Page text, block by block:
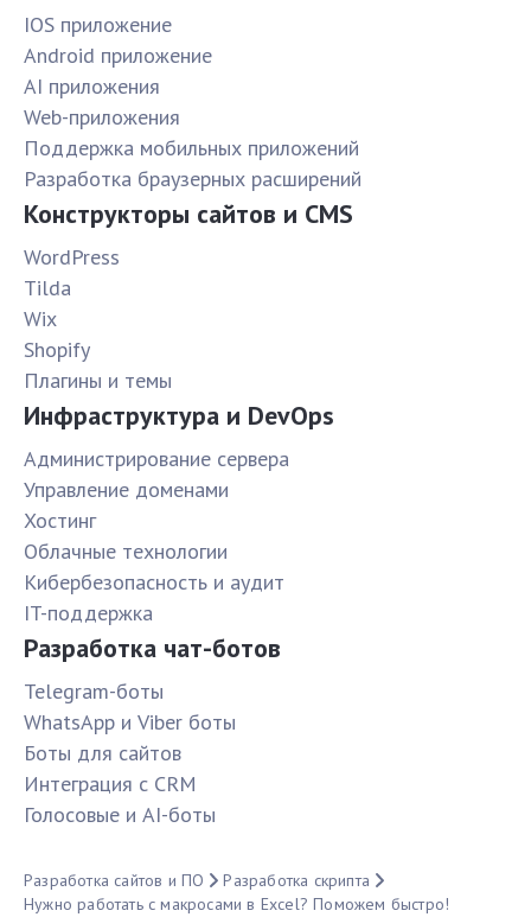
IOS приложение
Android приложение
AI приложения
Web-приложения
Поддержка мобильных приложений
Разработка браузерных расширений
Конструкторы сайтов и CMS
WordPress
Tilda
Wix
Shopify
Плагины и темы
Инфраструктура и DevOps
Администрирование сервера
Управление доменами
Хостинг
Облачные технологии
Кибербезопасность и аудит
IT-поддержка
Разработка чат-ботов
Telegram-боты
WhatsApp и Viber боты
Боты для сайтов
Интеграция с CRM
Голосовые и AI-боты
Разработка сайтов и ПО
Разработка скрипта
Нужно работать с макросами в Excel? Поможем быстро!